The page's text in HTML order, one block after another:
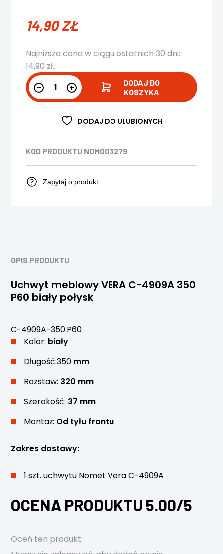
14,90ZŁ
Najniższa cena w ciągu ostatnich 30 dni:
14,90 zł.
DODAJ DO
KOSZYKA
DODAJ DO ULUBIONYCH
KOD PRODUKTU NOM003279
Zapytaj o produkt
OPIS PRODUKTU
Uchwyt meblowy VERA C-4909A 350
P60 biały połysk
C-4909A-350.P60
Kolor: biały
Długość:350 mm
Rozstaw: 320 mm
Szerokość: 37 mm
Montaż: Od tyłu frontu
Zakres dostawy:
1 szt. uchwytu Nomet Vera C-4909A
OCENA PRODUKTU 5.00/5
Oceń ten produkt